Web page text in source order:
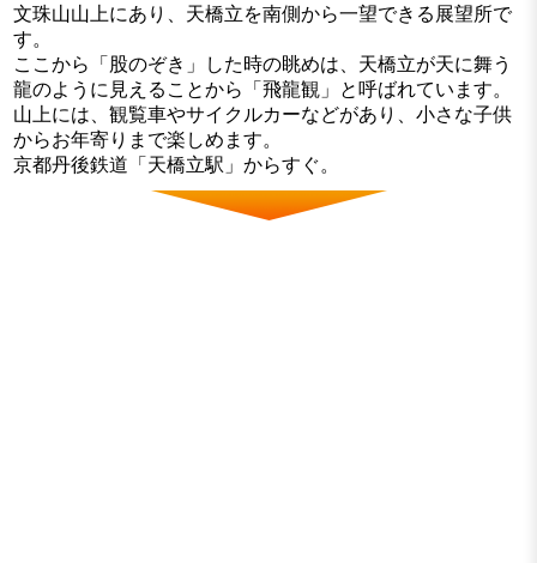
文珠山山上にあり、天橋立を南側から一望できる展望所で
す。
ここから「股のぞき」した時の眺めは、天橋立が天に舞う
龍のように見えることから「飛龍観」と呼ばれています。
山上には、観覧車やサイクルカーなどがあり、小さな子供
からお年寄りまで楽しめます。
京都丹後鉄道「天橋立駅」からすぐ。